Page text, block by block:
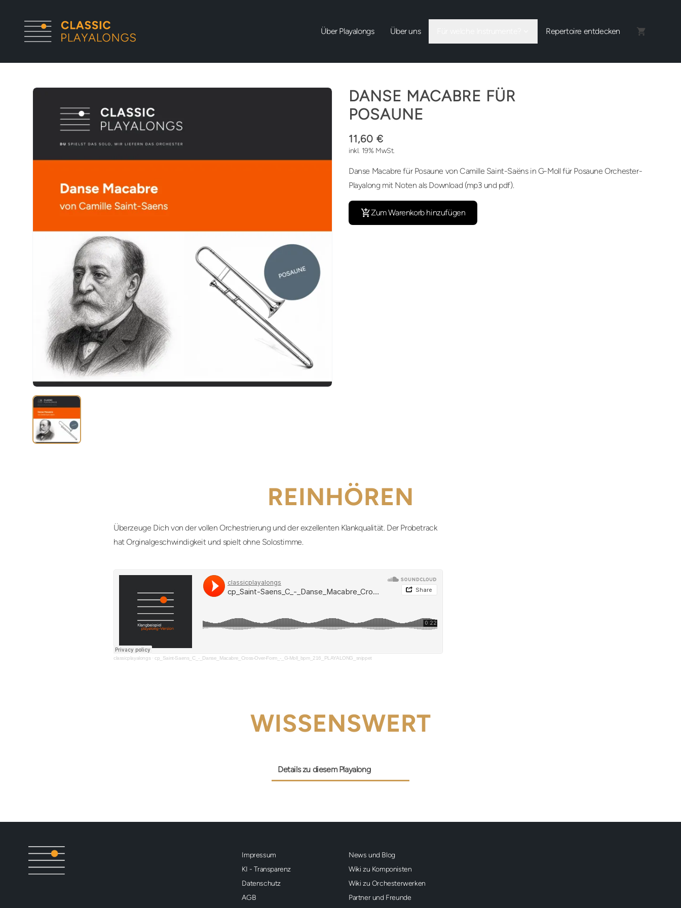
Über Playalongs Über uns Repertoire entdecken
DANSE MACABRE FÜR
POSAUNE
11,60 €
inkl. 19% MwSt.
Danse Macabre für Posaune von Camille Saint-Saëns in G-Moll für Posaune Orchester-
Playalong mit Noten als Download (mp3 und pdf).
Zum Warenkorb hinzufügen
REINHÖREN
Überzeuge Dich von der vollen Orchestrierung und der exzellenten Klankqualität. Der Probetrack
hat Orginalgeschwindigkeit und spielt ohne Solostimme.
classicplayalongs·cp_Saint-Saens_C_-_Danse_Macabre_Cross-Over-Form_-_G-Moll_bpm_216_PLAYALONG_snippet
WISSENSWERT
Details zu diesem Playalong
Impressum
KI - Transparenz
Datenschutz
AGB
News und Blog
Wiki zu Komponisten
Wiki zu Orchesterwerken
Partner und Freunde